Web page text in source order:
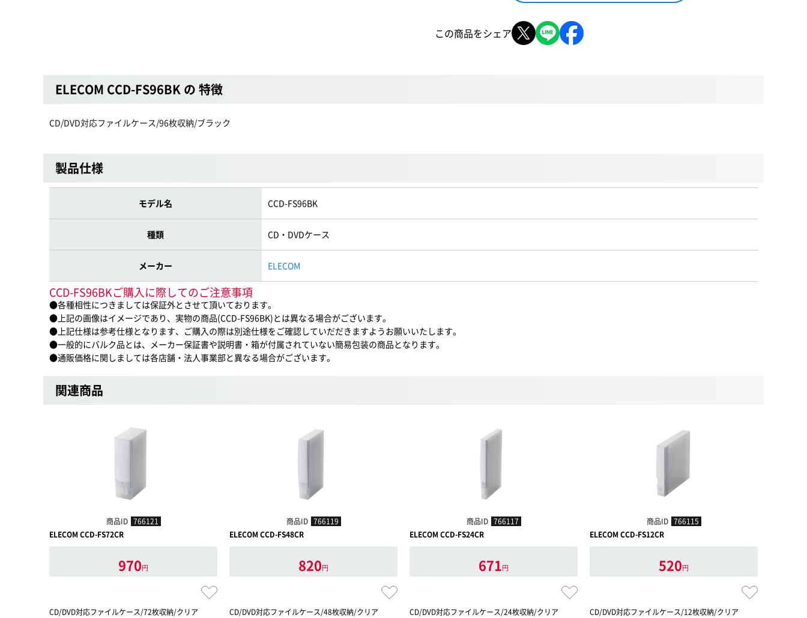
この商品をシェア
ELECOM CCD-FS96BK の 特徴
CD/DVD対応ファイルケース/96枚収納/ブラック
製品仕様
モデル名 CCD-FS96BK
種類 CD・DVDケース
メーカー ELECOM
CCD-FS96BKご購入に際してのご注意事項
●各種相性につきましては保証外とさせて頂いております。
●上記の画像はイメージであり、実物の商品(CCD-FS96BK)とは異なる場合がございます。
●上記仕様は参考仕様となります、ご購入の際は別途仕様をご確認していだだきますようお願いいたします。
●一般的にバルク品とは、メーカー保証書や説明書・箱が付属されていない簡易包装の商品となります。
●通販価格に関しましては各店舗・法人事業部と異なる場合がございます。
関連商品
商品ID 766121
ELECOM CCD-FS72CR
970円
CD/DVD対応ファイルケース/72枚収納/クリア
商品ID 766119
ELECOM CCD-FS48CR
820円
CD/DVD対応ファイルケース/48枚収納/クリア
商品ID 766117
ELECOM CCD-FS24CR
671円
CD/DVD対応ファイルケース/24枚収納/クリア
商品ID 766115
ELECOM CCD-FS12CR
520円
CD/DVD対応ファイルケース/12枚収納/クリア